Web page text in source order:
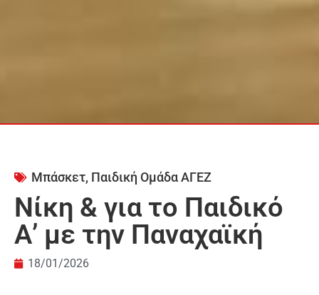
Μπάσκετ, Παιδική Ομάδα ΑΓΕΖ
Νίκη & για το Παιδικό
Α’ με την Παναχαϊκή
18/01/2026